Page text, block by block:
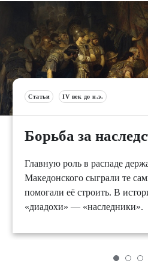
Статьи IV век до н.э.
Борьба за
Главную роль в распаде
Македонского сыграли те
помогали её строить. В
«диадохи» — «наследники».